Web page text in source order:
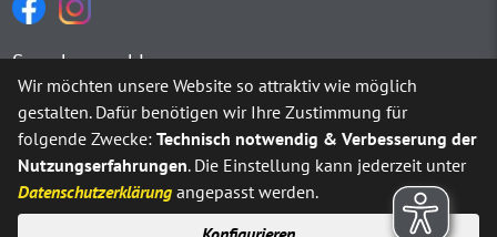
Sprachauswahl
Möchten Sie vonGoogle Translate bereitgestellte externe
Ja Immer
Wir möchten unsere Website so attraktiv wie möglich
gestalten. Dafür benötigen wir Ihre Zustimmung für
folgende Zwecke:Technisch notwendig & Verbesserung der
Nutzungserfahrungen. Die Einstellung kann jederzeit unter
Datenschutzerklärung angepasst werden.